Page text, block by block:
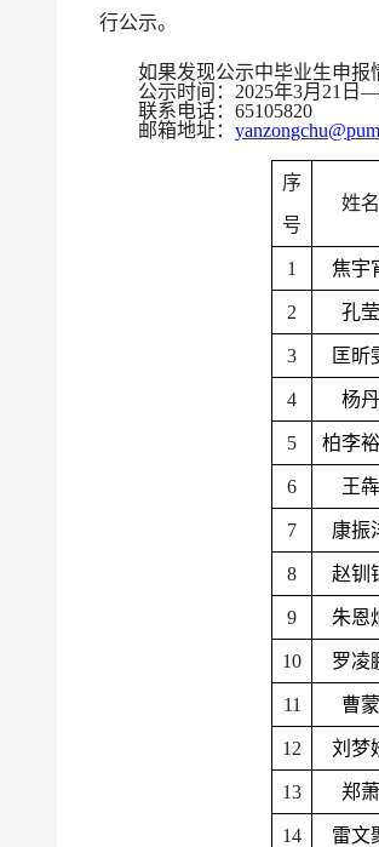
行公示。
如果发现公示中毕业生申报
公示时间： 2025年3月 21 日 —
联系电话： 65105820
邮箱地址：
序
号
姓名
1 焦宇
2 孔莹
3 匡昕
4 杨丹
5 柏李
6 王犇
7 康振
8 赵钏
9 朱恩
10 罗凌
11 曹蒙
12 刘梦
13 郑萧
14 雷文